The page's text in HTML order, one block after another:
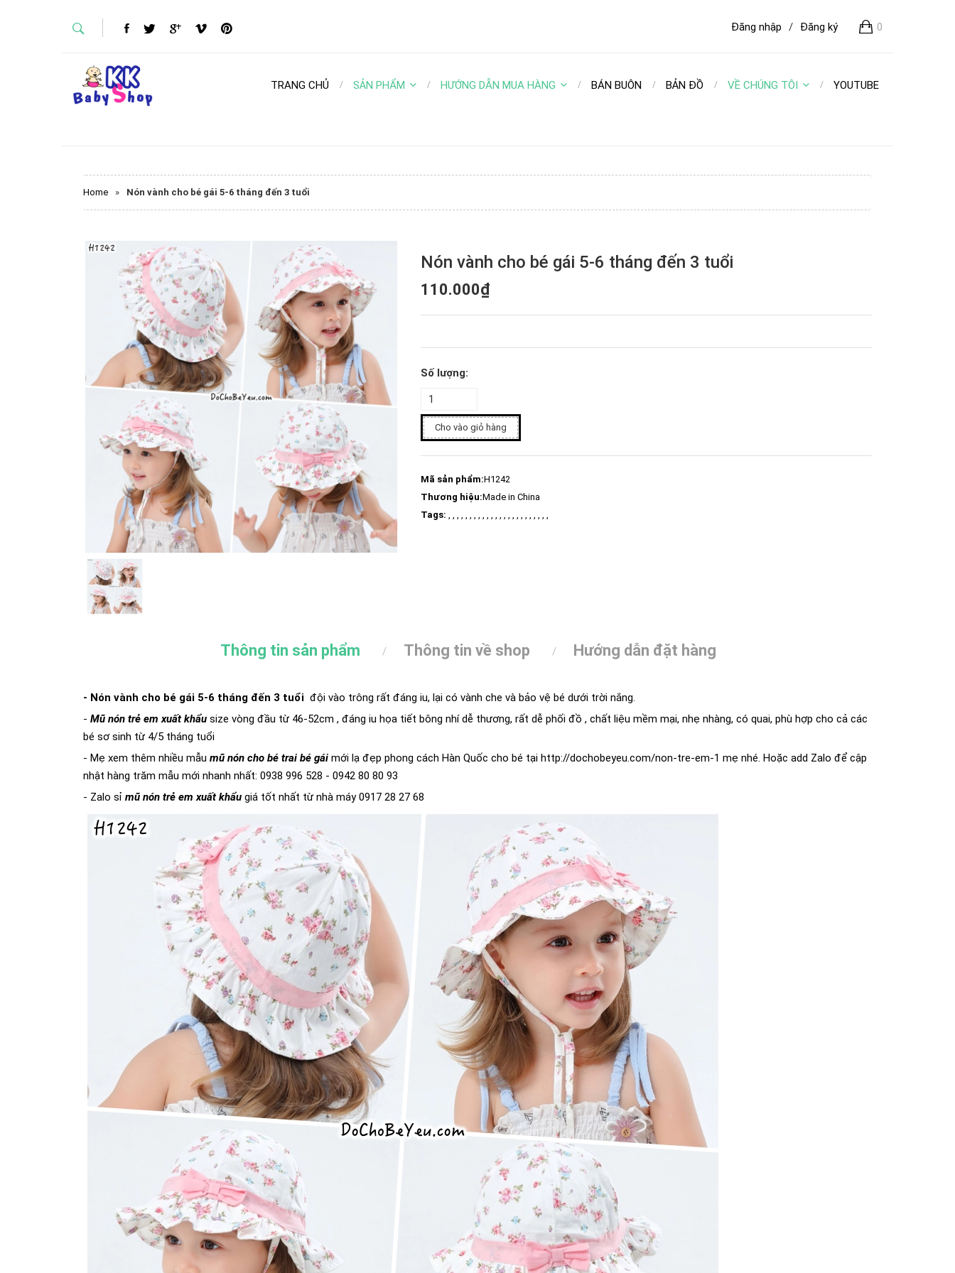
0
Đăng ký
/
Đăng nhập
TRANG CHỦ SẢN PHẨM HƯỚNG DẪN MUA HÀNG BÁN BUÔN BẢN ĐỒ VỀ CHÚNG TÔI YOUTUBE
Home » Nón vành cho bé gái 5-6 tháng đến 3 tuổi
Nón vành cho bé gái 5-6 tháng đến 3 tuổi
110.000₫
Số lượng:
Cho vào giỏ hàng
Mã sản phẩm:H1242
Thương hiệu:Made in China
Tags: , , , , , , , , , , , , , , , , , , , , , , , ,
Thông tin sản phẩm Thông tin về shop Hướng dẫn đặt hàng
- Nón vành cho bé gái 5-6 tháng đến 3 tuổi đội vào trông rất đáng iu, lại có vành che và bảo vệ bé dưới trời nắng.
- Mũ nón trẻ em xuất khẩu size vòng đầu từ 46-52cm , đáng iu họa tiết bông nhí dễ thương, rất dễ phối đồ , chất liệu mềm mại, nhẹ nhàng, có quai, phù hợp cho cả các
bé sơ sinh từ 4/5 tháng tuổi
- Mẹ xem thêm nhiều mẫu mũ nón cho bé trai bé gái mới lạ đẹp phong cách Hàn Quốc cho bé tại http://dochobeyeu.com/non-tre-em-1 mẹ nhé. Hoặc add Zalo để cập
nhật hàng trăm mẫu mới nhanh nhất: 0938 996 528 - 0942 80 80 93
- Zalo sỉ mũ nón trẻ em xuất khẩu giá tốt nhất từ nhà máy 0917 28 27 68